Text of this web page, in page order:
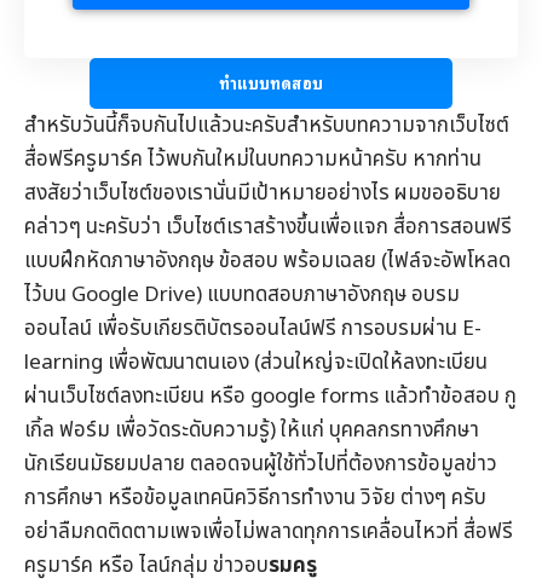
ทำแบบทดสอบ
สำหรับวันนี้ก็จบกันไปแล้วนะครับสำหรับบทความจากเว็บไซต์
สื่อฟรีครูมาร์คไว้พบกันใหม่ในบทความหน้าครับ หากท่าน
สงสัยว่าเว็บไซต์ของเรานั่นมีเป้าหมายอย่างไร ผมขออธิบาย
คล่าวๆ นะครับว่า เว็บไซต์เราสร้างขึ้นเพื่อแจก สื่อการสอนฟรี
แบบฝึกหัดภาษาอังกฤษข้อสอบพร้อมเฉลย (ไฟล์จะอัพโหลด
ไว้บน Google Drive) แบบทดสอบภาษาอังกฤษอบรม
ออนไลน์ เพื่อรับเกียรติบัตรออนไลน์ฟรี การอบรมผ่าน E-
learning เพื่อพัฒนาตนเอง (ส่วนใหญ่จะเปิดให้ลงทะเบียน
ผ่านเว็บไซต์ลงทะเบียน หรือ google forms แล้วทำข้อสอบ กู
เกิ้ล ฟอร์ม เพื่อวัดระดับความรู้) ให้แก่ บุคคลกรทางศึกษา
นักเรียนมัธยมปลาย ตลอดจนผู้ใช้ทั่วไปที่ต้องการข้อมูลข่าว
การศึกษา หรือข้อมูลเทคนิควิธีการทำงาน วิจัย ต่างๆ ครับ
อย่าลืมกดติดตามเพจเพื่อไม่พลาดทุกการเคลื่อนไหวที่ สื่อฟรี
ครูมาร์ค หรือ ไลน์กลุ่มข่าวอบรมครู